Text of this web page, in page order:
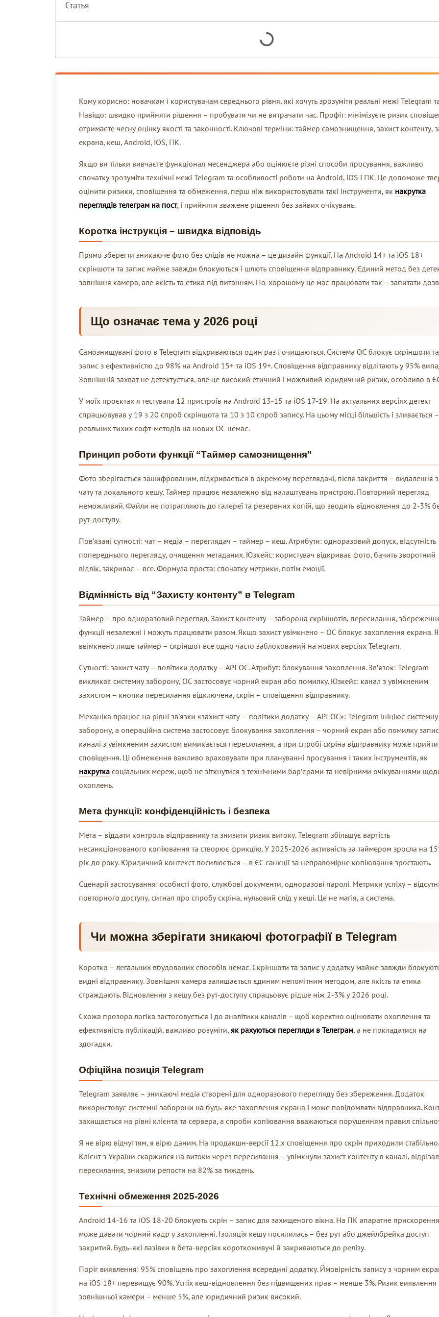
Статья
Кому корисно: новачкам і користувачам середнього рівня, які хочуть зрозуміти реальні межі Telegram
Навіщо: швидко прийняти рішення – пробувати чи не витрачати час. Профіт: мінімізуєте ризик
отримаєте чесну оцінку якості та законності. Ключові терміни: таймер самознищення, захист контенту,
екрана, кеш, Android, iOS, ПК.
Якщо ви тільки вивчаєте функціонал месенджера або оцінюєте різні способи просування, важливо
спочатку зрозуміти технічні межі Telegram та особливості роботи на Android, iOS і ПК. Це допоможе
оцінити ризики, сповіщення та обмеження, перш ніж використовувати такі інструменти, як накрутка
переглядів телеграм на пост, і прийняти зважене рішення без зайвих очікувань.
Коротка інструкція – швидка відповідь
Прямо зберегти зникаюче фото без слідів не можна – це дизайн функції. На Android 14+ та iOS 18+
скріншоти та запис майже завжди блокуються і шлють сповіщення відправнику. Єдиний метод без
зовнішня камера, але якість та етика під питанням. По-хорошому це має працювати так – запитати
Що означає тема у 2026 році
Самознищувані фото в Telegram відкриваються один раз і очищаються. Система ОС блокує скріншоти та
запис з ефективністю до 98% на Android 15+ та iOS 19+. Сповіщення відправнику відлітають у 95%
Зовнішній захват не детектується, але це високий етичний і можливий юридичний ризик, особливо в
У моїх проєктах я тестувала 12 пристроїв на Android 13-15 та iOS 17-19. На актуальних версіях детект
спрацьовував у 19 з 20 спроб скріншота та 10 з 10 спроб запису. На цьому місці більшість і зливається –
реальних тихих софт-методів на нових ОС немає.
Принцип роботи функції “Таймер самознищення”
Фото зберігається зашифрованим, відкривається в окремому переглядачі, після закриття – видалення з
чату та локального кешу. Таймер працює незалежно від налаштувань пристрою. Повторний перегляд
неможливий. Файли не потрапляють до галереї та резервних копій, що зводить відновлення до 2-3%
рут-доступу.
Пов’язані сутності: чат – медіа – переглядач – таймер – кеш. Атрибути: одноразовий допуск, відсутність
попереднього перегляду, очищення метаданих. Юзкейс: користувач відкриває фото, бачить зворотний
відлік, закриває – все. Формула проста: спочатку метрики, потім емоції.
Відмінність від “Захисту контенту” в Telegram
Таймер – про одноразовий перегляд. Захист контенту – заборона скріншотів, пересилання,
функції незалежні і можуть працювати разом. Якщо захист увімкнено – ОС блокує захоплення екрана.
ввімкнено лише таймер – скріншот все одно часто заблокований на нових версіях Telegram.
Сутності: захист чату – політики додатку – API ОС. Атрибут: блокування захоплення. Зв’язок: Telegram
викликає системну заборону, ОС застосовує чорний екран або помилку. Юзкейс: канал з увімкненим
захистом – кнопка пересилання відключена, скрін – сповіщення відправнику.
Механіка працює на рівні зв’язки «захист чату — політики додатку – API ОС»: Telegram ініціює системну
заборону, а операційна система застосовує блокування захоплення – чорний екран або помилку
каналі з увімкненим захистом вимикається пересилання, а при спробі скріна відправнику може прийти
сповіщення. Ці обмеження важливо враховувати при плануванні просування і таких інструментів, як
накрутка соціальних мереж, щоб не зіткнутися з технічними бар’єрами та невірними очікуваннями
охоплень.
Мета функції: конфіденційність і безпека
Мета – віддати контроль відправнику та знизити ризик витоку. Telegram збільшує вартість
несанкціонованого копіювання та створює фрикцію. У 2025-2026 активність за таймером зросла на
рік до року. Юридичний контекст посилюється – в ЄС санкції за неправомірне копіювання зростають.
Сценарії застосування: особисті фото, службові документи, одноразові паролі. Метрики успіху –
повторного доступу, сигнал про спробу скріна, нульовий слід у кеші. Це не магія, а система.
Чи можна зберігати зникаючі фотографії в Telegram
Коротко – легальних вбудованих способів немає. Скріншоти та запис у додатку майже завжди
видні відправнику. Зовнішня камера залишається єдиним непомітним методом, але якість та етика
страждають. Відновлення з кешу без рут-доступу спрацьовує рідше ніж 2-3% у 2026 році.
Схожа прозора логіка застосовується і до аналітики каналів – щоб коректно оцінювати охоплення та
ефективність публікацій, важливо розуміти, як рахуються перегляди в Телеграм, а не покладатися на
здогадки.
Офіційна позиція Telegram
Telegram заявляє – зникаючі медіа створені для одноразового перегляду без збереження. Додаток
використовує системні заборони на будь-яке захоплення екрана і може повідомляти відправника.
захищається на рівні клієнта та сервера, а спроби копіювання вважаються порушенням правил
Я не вірю відчуттям, я вірю даним. На продакшн-версії 12.x сповіщення про скрін приходили стабільно.
Клієнт з України скаржився на витоки через пересилання – увімкнули захист контенту в каналі,
пересилання, знизили репости на 82% за тиждень.
Технічні обмеження 2025-2026
Android 14-16 та iOS 18-20 блокують скрін – запис для захищеного вікна. На ПК апаратне прискорення
може давати чорний кадр у захопленні. Ізоляція кешу посилилась – без рут або джейлбрейка доступ
закритий. Будь-які лазівки в бета-версіях короткоживучі й закриваються до релізу.
Поріг виявлення: 95% сповіщень про захоплення всередині додатку. Ймовірність запису з чорним
на iOS 18+ перевищує 90%. Успіх кеш-відновлення без підвищених прав – менше 3%. Ризик виявлення
зовнішньої камери – менше 5%, але юридичний ризик високий.